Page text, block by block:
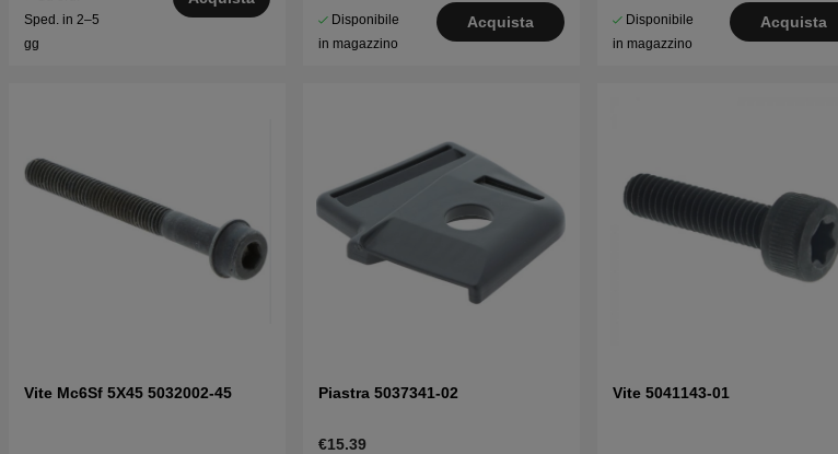
Sped. in 2–5
gg
Disponibile
in magazzino
Acquista
Disponibile
in magazzino
Acquista
Vite Mc6Sf 5X45 5032002-45 Piastra 5037341-02
€15.39
Vite 5041143-01